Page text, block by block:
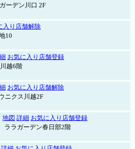
ーデン川口 2F
入り店舗解除
10
お気に入り店舗登録
越6階
お気に入り店舗解除
ニクス川越2F
地図 詳細 お気に入り店舗登録
ラガーデン春日部2階